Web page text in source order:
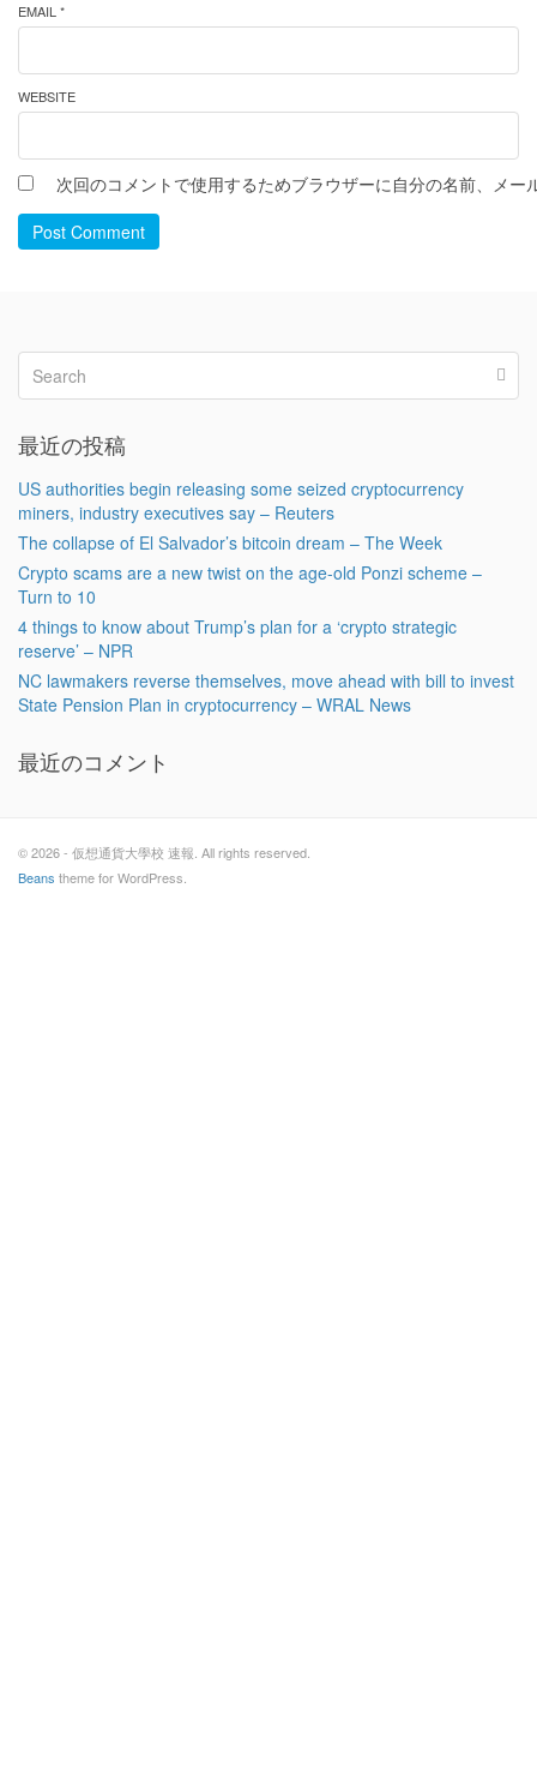
EMAIL *
WEBSITE
次回のコメントで使用するためブラウザーに自分の名前、メー
Post Comment
最近の投稿
US authorities begin releasing some seized cryptocurrency
miners, industry executives say – Reuters
The collapse of El Salvador’s bitcoin dream – The Week
Crypto scams are a new twist on the age-old Ponzi scheme –
Turn to 10
4 things to know about Trump’s plan for a ‘crypto strategic
reserve’ – NPR
NC lawmakers reverse themselves, move ahead with bill to invest
State Pension Plan in cryptocurrency – WRAL News
最近のコメント
© 2026 - 仮想通貨大學校 速報. All rights reserved.
Beans theme for WordPress.